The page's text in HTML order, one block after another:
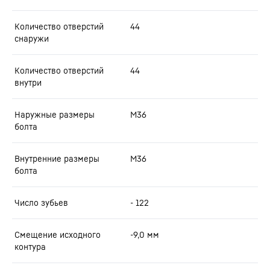
Количество отверстий
снаружи
44
Количество отверстий
внутри
44
Наружные размеры
болта
M36
Внутренние размеры
болта
M36
Число зубьев - 122
Смещение исходного
контура
-9,0 мм